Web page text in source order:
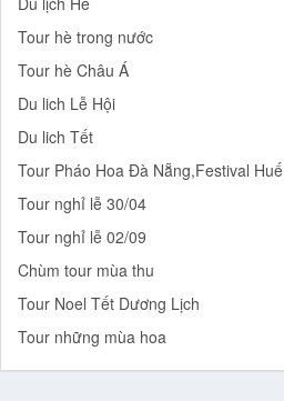
Tour hè trong nước
Tour hè Châu Á
Du lich Lễ Hội
Du lich Tết
Tour Pháo Hoa Đà Nẵng,Festival Huế
Tour nghỉ lễ 30/04
Tour nghỉ lễ 02/09
Chùm tour mùa thu
Tour Noel Tết Dương Lịch
Tour những mùa hoa